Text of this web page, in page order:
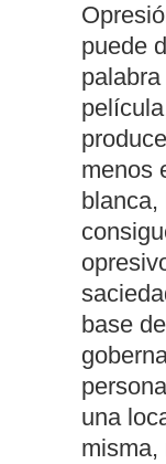
puede
menos
base
una
misma,